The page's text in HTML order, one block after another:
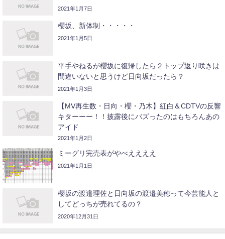
2021年1月7日
櫻坂、新体制・・・・・
2021年1月5日
平手やねるが櫻坂に復帰したら２トップ返り咲きは
間違いないと思うけど日向坂だったら？
2021年1月3日
【MV再生数・日向・櫻・乃木】紅白＆CDTVの反響
キターーー！！披露後にバズったのはもちろんあの
アイド
2021年1月2日
ミーグリ完売表がやべええええ
2021年1月1日
櫻坂の渡邉理佐と日向坂の渡邉美穂って今芸能人と
してどっちが売れてるの？
2020年12月31日